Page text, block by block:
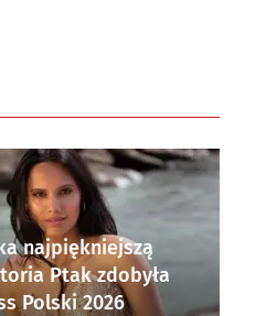
najpiękniejszą
Ptak zdobyła
Polski 2026